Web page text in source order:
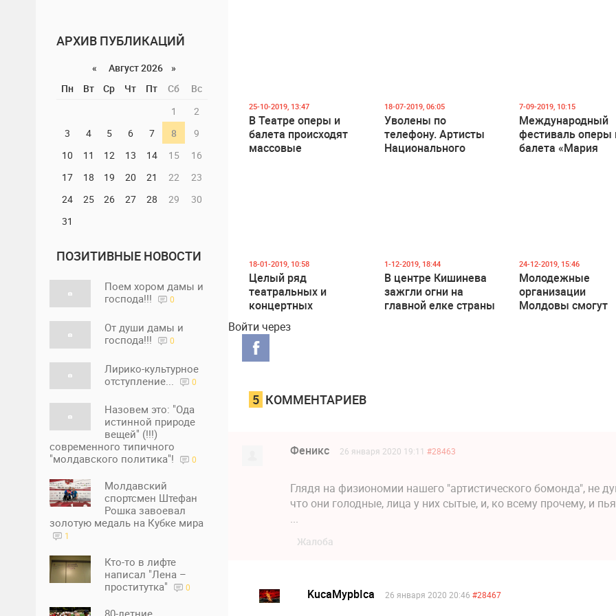
АРХИВ ПУБЛИКАЦИЙ
«
Август 2026 »
Пн
Вт Ср Чт Пт Сб
Вс
1
2
3
4 5 6 7 8
9
10
11 12 13 14 15
16
17
18 19 20 21 22
23
24
25 26 27 28 29
30
31
ПОЗИТИВНЫЕ НОВОСТИ
Поем хором дамы и
господа!!!
0
От души дамы и
господа!!!
0
Лирико-культурное
отступление...
0
Назовем это: "Ода
истинной природе
вещей" (!!!)
современного типичного
"молдавского политика"!
0
Молдавский
спортсмен Штефан
Рошка завоевал
золотую медаль на Кубке мира
1
Кто-то в лифте
написал "Лена –
проститутка"
0
25-10-2019, 13:47
В Театре оперы и
балета происходят
массовые
18-07-2019, 06:05
Уволены по
телефону. Артисты
Национального
7-09-2019, 10:15
Международный
фестиваль оперы
балета «Мария
18-01-2019, 10:58
Целый ряд
театральных и
концертных
реорганизован
1-12-2019, 18:44
В центре Кишинева
зажгли огни на
главной елке страны
24-12-2019, 15:46
Молодежные
организации
Молдовы смогут
Войти через
5 КОММЕНТАРИЕВ
Феникс 26 января 2020 19:11 #28463
Глядя на физиономии нашего "артистического бомонда", не
что они голодные, лица у них сытые, и, ко всему прочему, и
...
Жалоба
KucaMypbIca 26 января 2020 20:46 #28467